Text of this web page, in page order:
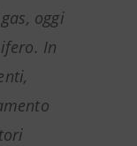
oggi
In